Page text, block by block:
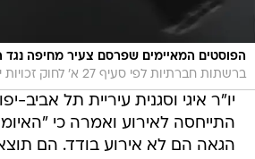
הפוסטים המאיימים שפרסם צעיר מחיפה נגד
ברשתות חברתיות לפי סעיף 27 א' לחוק זכויות יוצרים
יו"ר איגי וסגנית עיריית תל אביב-
התייחסה לאירוע ואמרה כי
הגאה הם לא אירוע בודד. הם